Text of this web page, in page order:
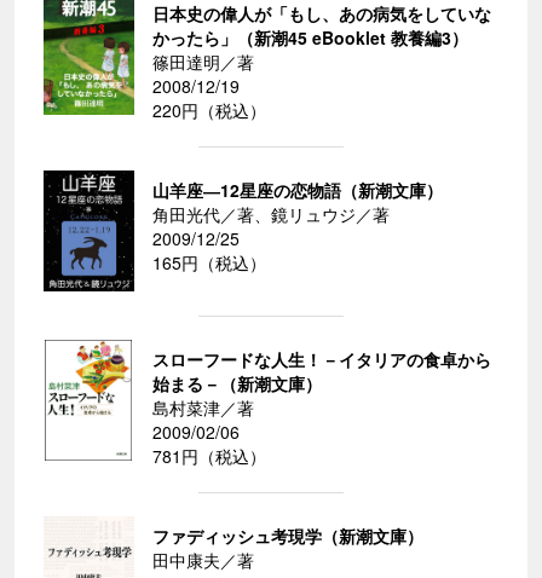
日本史の偉人が「もし、あの病気をしていな
かったら」（新潮45 eBooklet 教養編3）
篠田達明／著
2008/12/19
220円（税込）
山羊座―12星座の恋物語（新潮文庫）
角田光代／著、鏡リュウジ／著
2009/12/25
165円（税込）
スローフードな人生！－イタリアの食卓から
始まる－（新潮文庫）
島村菜津／著
2009/02/06
781円（税込）
ファディッシュ考現学（新潮文庫）
田中康夫／著